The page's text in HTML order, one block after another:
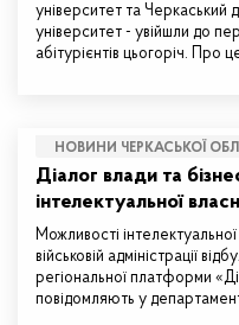
університет та Черкаський
університет - увійшли до
абітурієнтів цьогоріч. Про
НОВИНИ ЧЕРКАСЬКОЇ
Діалог влади та
інтелектуальної
Можливості
військовій адміністрації
регіональної платформи
повідомляють у